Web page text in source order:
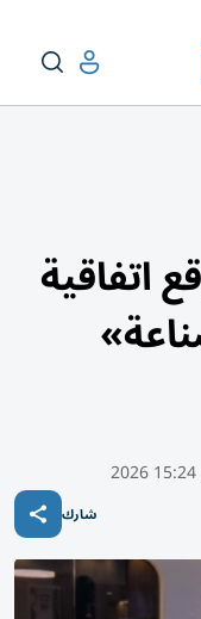
اتفاقية
شارك